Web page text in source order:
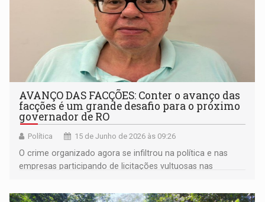
AVANÇO DAS FACÇÕES: Conter o avanço das
facções é um grande desafio para o próximo
governador de RO
Política 15 de Junho de 2026 às 09:26
O crime organizado agora se infiltrou na política e nas
empresas participando de licitações vultuosas nas